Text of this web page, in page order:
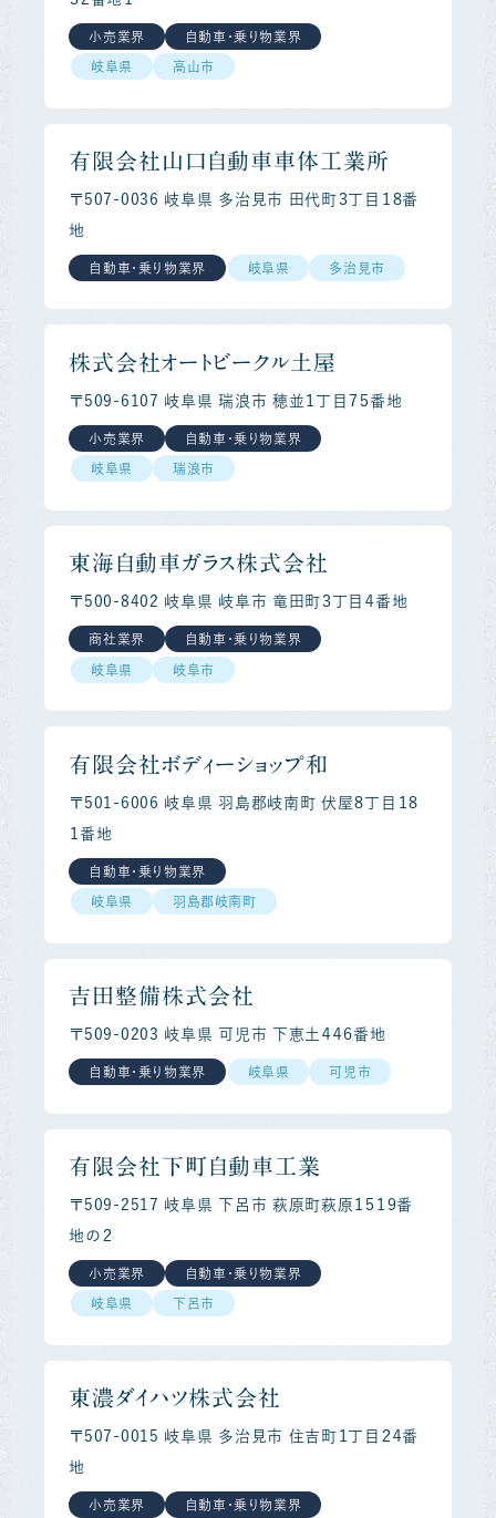
小売業界 自動車・乗り物業界
岐阜県 高山市
有限会社山口自動車車体工業所
〒507-0036 岐阜県 多治見市 田代町３丁目１８番
地
自動車・乗り物業界 岐阜県 多治見市
株式会社オートビークル土屋
〒509-6107 岐阜県 瑞浪市 穂並１丁目７５番地
小売業界 自動車・乗り物業界
岐阜県 瑞浪市
東海自動車ガラス株式会社
〒500-8402 岐阜県 岐阜市 竜田町３丁目４番地
商社業界 自動車・乗り物業界
岐阜県 岐阜市
有限会社ボディーショップ和
〒501-6006 岐阜県 羽島郡岐南町 伏屋８丁目１８
１番地
自動車・乗り物業界
岐阜県 羽島郡岐南町
吉田整備株式会社
〒509-0203 岐阜県 可児市 下恵土４４６番地
自動車・乗り物業界 岐阜県 可児市
有限会社下町自動車工業
〒509-2517 岐阜県 下呂市 萩原町萩原１５１９番
地の２
小売業界 自動車・乗り物業界
岐阜県 下呂市
東濃ダイハツ株式会社
〒507-0015 岐阜県 多治見市 住吉町１丁目２４番
地
小売業界 自動車・乗り物業界